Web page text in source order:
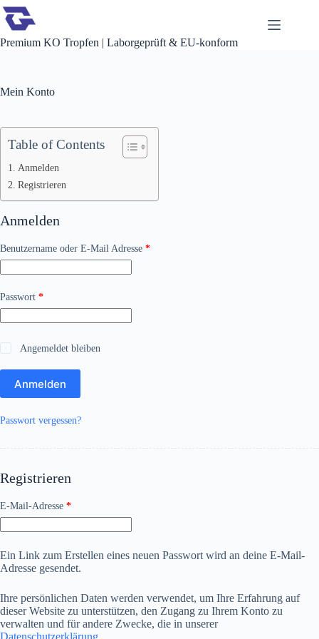
Zum
Inhalt
springen
Premium KO Tropfen | Laborgeprüft & EU-konform
Mein Konto
Table of Contents
Anmelden
Registrieren
Anmelden
Benutzername oder E-Mail Adresse *Erforderlich
Passwort *Erforderlich
Angemeldet bleiben
Anmelden
Passwort vergessen?
Registrieren
E-Mail-Adresse *Erforderlich
Ein Link zum Erstellen eines neuen Passwort wird an deine E-Mail-
Adresse gesendet.
Ihre persönlichen Daten werden verwendet, um Ihre Erfahrung auf
dieser Website zu unterstützen, den Zugang zu Ihrem Konto zu
verwalten und für andere Zwecke, die in unserer
Datenschutzerklärung